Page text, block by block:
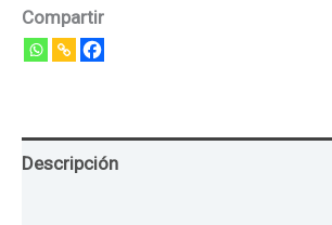
Compartir
Descripción